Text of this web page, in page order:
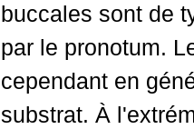
buccales sont de
par le pronotum.
cependant en
substrat. À